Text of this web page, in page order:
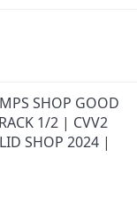
SHOP GOOD
1/2 | CVV2
SHOP 2024 |